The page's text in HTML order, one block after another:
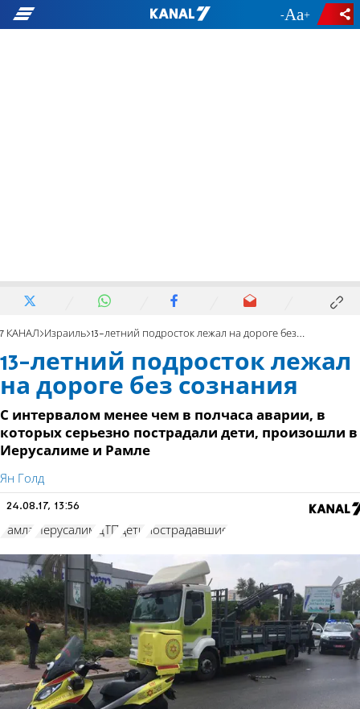
- +
7 КАНАЛ Израиль 13-летний подросток лежал на дороге без сознания
13-летний подросток лежал
на дороге без сознания
С интервалом менее чем в полчаса аварии, в
которых серьезно пострадали дети, произошли в
Иерусалиме и Рамле
Ян Голд
24.08.17, 13:56
Рамла Иерусалим ДТП дети пострадавшие